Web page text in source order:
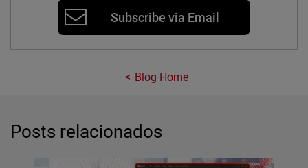
Subscribe via Email
Blog Home
Posts relacionados